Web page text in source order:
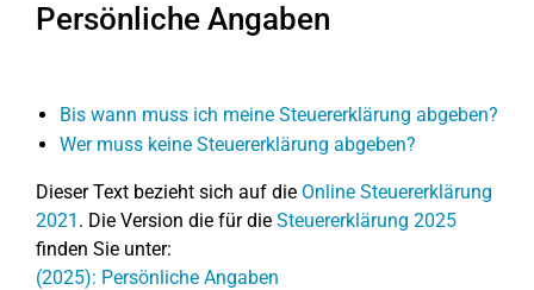
Persönliche Angaben
Bis wann muss ich meine Steuererklärung abgeben?
Wer muss keine Steuererklärung abgeben?
Dieser Text bezieht sich auf die Online Steuererklärung
2021 . Die Version die für die Steuererklärung 2025
finden Sie unter:
(2025): Persönliche Angaben